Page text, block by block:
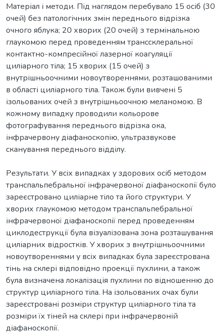
Матеріал і методи. Під наглядом перебувало 15 осіб (30
очей) без патологічних змін переднього відрізка
очного яблука; 20 хворих (20 очей) з термінальною
глаукомою перед проведенням транссклеральної
контактно-компресійної лазерної коагуляції
циліарного тіла; 15 хворих (15 очей) з
внутрішньоочними новоутвореннями, розташованими
в області циліарного тіла. Також були вивчені 5
ізольованих очей з внутрішньоочною меланомою. В
кожному випадку проводили кольорове
фотографування переднього відрізка ока,
інфрачервону діафаноскопію, ультразвукове
сканування переднього відділу.
Результати. У всіх випадках у здорових осіб методом
транспальпебральної інфрачервоної діафаноскопії було
зареєстровано циліарне тіло та його структури. У
хворих глаукомою методом транспальпебральної
інфрачервоної діафаноскопії перед проведенням
циклодеструкції була візуалізована зона розташування
циліарних відростків. У хворих з внутрішньоочними
новоутвореннями у всіх випадках була зареєстрована
тінь на склері відповідно проекції пухлини, а також
була визначена локалізація пухлини по відношенню до
структур циліарного тіла. На ізольованих очах були
зареєстровані розміри структур циліарного тіла та
розміри їх тіней на склері при інфрачервоній
діафаноскопії.